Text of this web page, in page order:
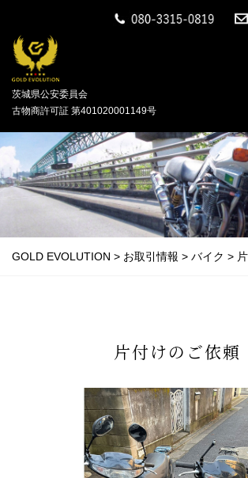
中古バイクの買取・無料引
茨城県公安委員会
古物商許可証 第401020001149号
GOLD EVOLUTION > お取引情報 > バイク >
片付けのご依頼